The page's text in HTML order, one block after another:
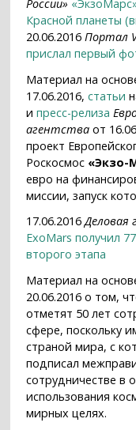
России»
Красной планеты
20.06.2016Портал
прислал первый
Материал на
17.06.2016,статьи
ипресс-релиза
агентства от
проект
Роскосмос «Экзо-
евро на
миссии, запуск
17.06.2016Деловая
ExoMars получил
второго этапа
Материал на
20.06.2016 о том,
отметят 50 лет
сфере, поскольку
страной мира, с
подписал
сотрудничестве в
использования
мирных целях.